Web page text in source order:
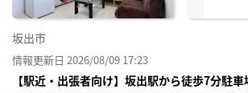
坂出市
情報更新日 2026/08/09 17:23
【駅近・出張者向け】坂出駅から徒歩7分駐